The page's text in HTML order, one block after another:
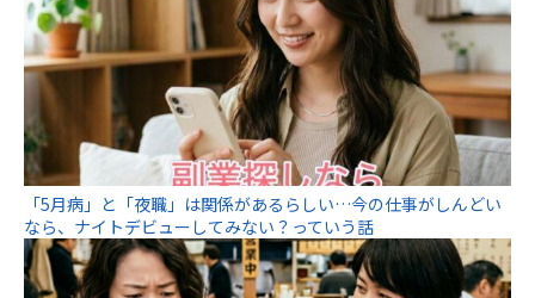
「5月病」と「夜職」は関係があるらしい…今の仕事がしんどい
なら、ナイトデビューしてみない？っていう話